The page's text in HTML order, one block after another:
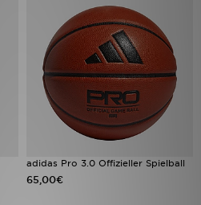
adidas Pro 3.0 Offizieller Spielball
65,00€